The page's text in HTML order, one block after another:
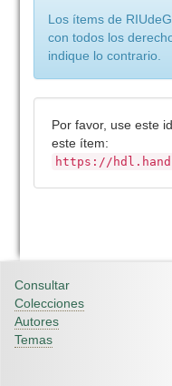
Los ítems de
con todos los
indique lo contrario.
Por favor, use este
este ítem:
https://
Consultar
Colecciones
Autores
Temas